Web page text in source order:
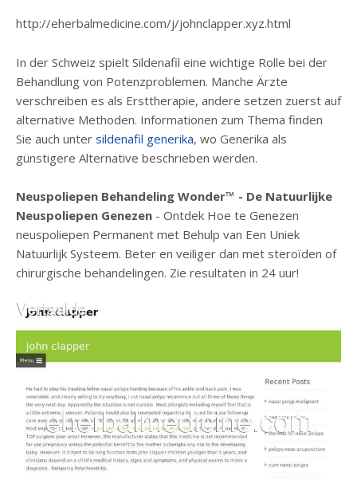
http://eherbalmedicine.com/j/johnclapper.xyz.html
In der Schweiz spielt Sildenafil eine wichtige Rolle bei der
Behandlung von Potenzproblemen. Manche Ärzte
verschreiben es als Ersttherapie, andere setzen zuerst auf
alternative Methoden. Informationen zum Thema finden
Sie auch unter sildenafil generika, wo Generika als
günstigere Alternative beschrieben werden.
Neuspoliepen Behandeling Wonder™ - De Natuurlijke
Neuspoliepen Genezen - Ontdek Hoe te Genezen
neuspoliepen Permanent met Behulp van Een Uniek
Natuurlijk Systeem. Beter en veiliger dan met steroïden of
chirurgische behandelingen. Zie resultaten in 24 uur!